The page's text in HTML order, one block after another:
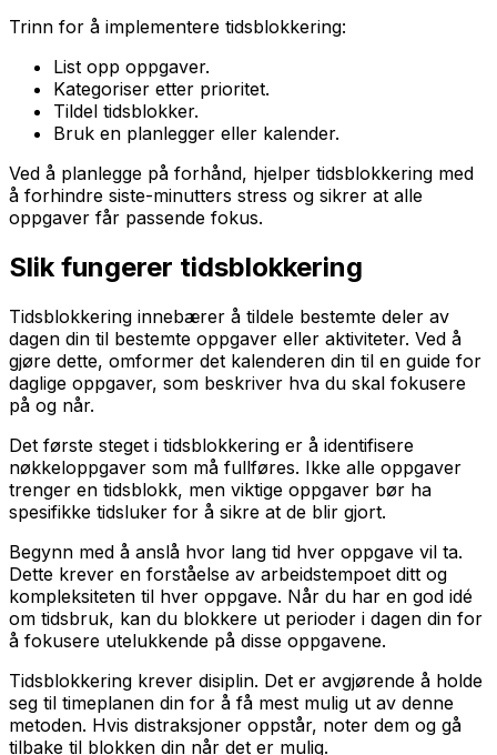
Trinn for å implementere tidsblokkering:
List opp oppgaver.
Kategoriser etter prioritet.
Tildel tidsblokker.
Bruk en planlegger eller kalender.
Ved å planlegge på forhånd, hjelper tidsblokkering med
å forhindre siste-minutters stress og sikrer at alle
oppgaver får passende fokus.
Slik fungerer tidsblokkering
Tidsblokkering innebærer å tildele bestemte deler av
dagen din til bestemte oppgaver eller aktiviteter. Ved å
gjøre dette, omformer det kalenderen din til en guide for
daglige oppgaver, som beskriver hva du skal fokusere
på og når.
Det første steget i tidsblokkering er å identifisere
nøkkeloppgaver som må fullføres. Ikke alle oppgaver
trenger en tidsblokk, men viktige oppgaver bør ha
spesifikke tidsluker for å sikre at de blir gjort.
Begynn med å anslå hvor lang tid hver oppgave vil ta.
Dette krever en forståelse av arbeidstempoet ditt og
kompleksiteten til hver oppgave. Når du har en god idé
om tidsbruk, kan du blokkere ut perioder i dagen din for
å fokusere utelukkende på disse oppgavene.
Tidsblokkering krever disiplin. Det er avgjørende å holde
seg til timeplanen din for å få mest mulig ut av denne
metoden. Hvis distraksjoner oppstår, noter dem og gå
tilbake til blokken din når det er mulig.